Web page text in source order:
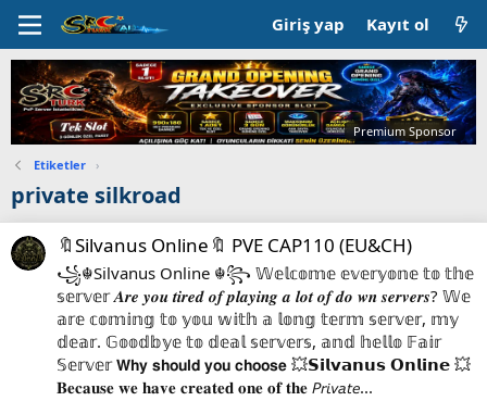
Giriş yap Kayıt ol
Premium Sponsor
Etiketler ›
private silkroad
🔖Silvanus Online🔖 PVE CAP110 (EU&CH)
꧁☬Silvanus Online ☬꧂ 𝕎𝕖𝕝𝕔𝕠𝕞𝕖 𝕖𝕧𝕖𝕣𝕪𝕠𝕟𝕖 𝕥𝕠 𝕥𝕙𝕖
𝕤𝕖𝕣𝕧𝕖𝕣 𝑨𝒓𝒆 𝒚𝒐𝒖 𝒕𝒊𝒓𝒆𝒅 𝒐𝒇 𝒑𝒍𝒂𝒚𝒊𝒏𝒈 𝒂 𝒍𝒐𝒕 𝒐𝒇 𝒅𝒐 𝒘𝒏 𝒔𝒆𝒓𝒗𝒆𝒓𝒔? 𝕎𝕖
𝕒𝕣𝕖 𝕔𝕠𝕞𝕚𝕟𝕘 𝕥𝕠 𝕪𝕠𝕦 𝕨𝕚𝕥𝕙 𝕒 𝕝𝕠𝕟𝕘 𝕥𝕖𝕣𝕞 𝕤𝕖𝕣𝕧𝕖𝕣, 𝕞𝕪
𝕕𝕖𝕒𝕣. 𝔾𝕠𝕠𝕕𝕓𝕪𝕖 𝕥𝕠 𝕕𝕖𝕒𝕝 𝕤𝕖𝕣𝕧𝕖𝕣𝕤, 𝕒𝕟𝕕 𝕙𝕖𝕝𝕝𝕠 𝔽𝕒𝕚𝕣
𝕊𝕖𝕣𝕧𝕖𝕣 𝗪𝗵𝘆 𝘀𝗵𝗼𝘂𝗹𝗱 𝘆𝗼𝘂 𝗰𝗵𝗼𝗼𝘀𝗲 💥𝗦𝗶𝗹𝘃𝗮𝗻𝘂𝘀 𝗢𝗻𝗹𝗶𝗻𝗲 💥
𝐁𝐞𝐜𝐚𝐮𝐬𝐞 𝐰𝐞 𝐡𝐚𝐯𝐞 𝐜𝐫𝐞𝐚𝐭𝐞𝐝 𝐨𝐧𝐞 𝐨𝐟 𝐭𝐡𝐞 𝘗𝘳𝘪𝘷𝘢𝘵𝘦...